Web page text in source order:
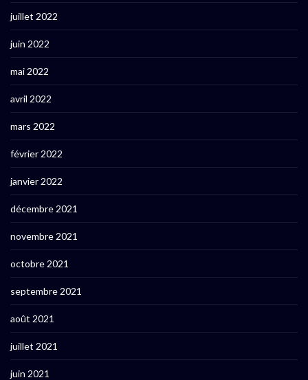
juillet 2022
juin 2022
mai 2022
avril 2022
mars 2022
février 2022
janvier 2022
décembre 2021
novembre 2021
octobre 2021
septembre 2021
août 2021
juillet 2021
juin 2021